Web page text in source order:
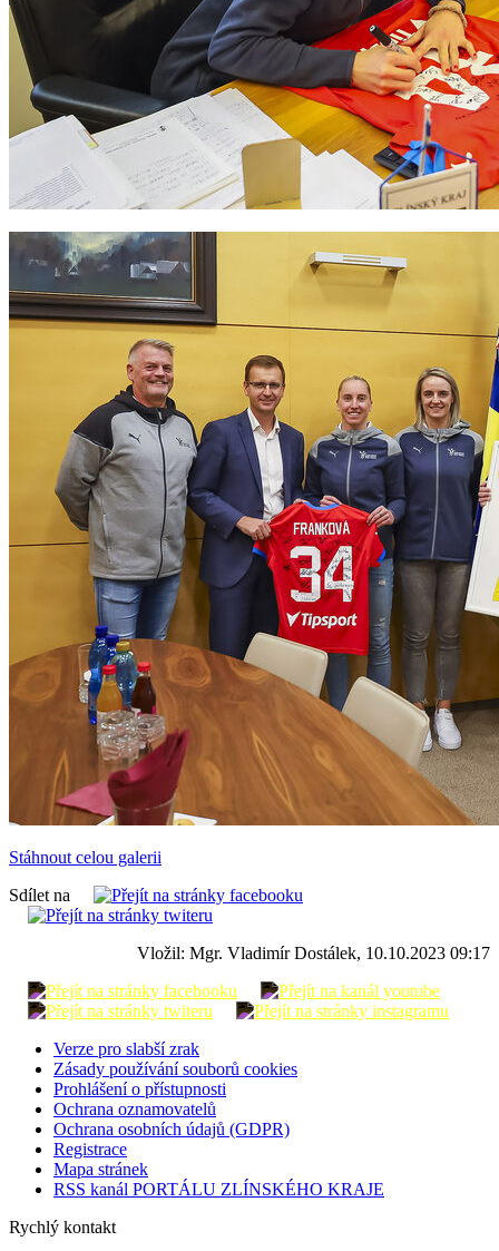
Stáhnout celou galerii
Sdílet na
Vložil: Mgr. Vladimír Dostálek, 10.10.2023 09:17
Verze pro slabší zrak
Zásady používání souborů cookies
Prohlášení o přístupnosti
Ochrana oznamovatelů
Ochrana osobních údajů (GDPR)
Registrace
Mapa stránek
RSS kanál PORTÁLU ZLÍNSKÉHO KRAJE
Rychlý kontakt